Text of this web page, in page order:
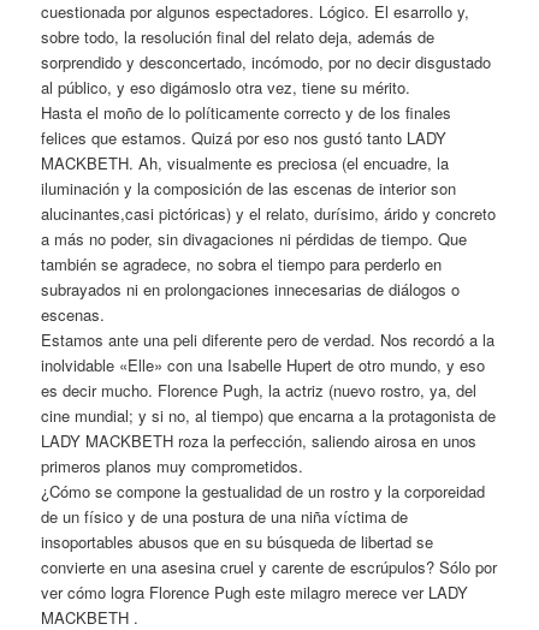
cuestionada por algunos espectadores. Lógico. El esarrollo y,
sobre todo, la resolución final del relato deja, además de
sorprendido y desconcertado, incómodo, por no decir disgustado
al público, y eso digámoslo otra vez, tiene su mérito.
Hasta el moño de lo políticamente correcto y de los finales
felices que estamos. Quizá por eso nos gustó tanto LADY
MACKBETH. Ah, visualmente es preciosa (el encuadre, la
iluminación y la composición de las escenas de interior son
alucinantes,casi pictóricas) y el relato, durísimo, árido y concreto
a más no poder, sin divagaciones ni pérdidas de tiempo. Que
también se agradece, no sobra el tiempo para perderlo en
subrayados ni en prolongaciones innecesarias de diálogos o
escenas.
Estamos ante una peli diferente pero de verdad. Nos recordó a la
inolvidable «Elle» con una Isabelle Hupert de otro mundo, y eso
es decir mucho. Florence Pugh, la actriz (nuevo rostro, ya, del
cine mundial; y si no, al tiempo) que encarna a la protagonista de
LADY MACKBETH roza la perfección, saliendo airosa en unos
primeros planos muy comprometidos.
¿Cómo se compone la gestualidad de un rostro y la corporeidad
de un físico y de una postura de una niña víctima de
insoportables abusos que en su búsqueda de libertad se
convierte en una asesina cruel y carente de escrúpulos? Sólo por
ver cómo logra Florence Pugh este milagro merece ver LADY
MACKBETH .